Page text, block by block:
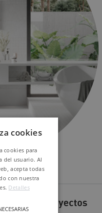
estos proyectos
cookies
cookies para
del usuario. Al
acepta todas
con nuestra
Detalles